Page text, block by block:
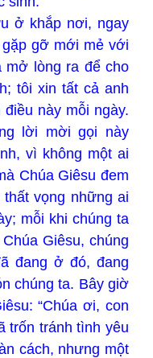
ở khắp nơi, ngay
gỡ mới mẻ với
lòng ra để cho
tôi xin tất cả anh
này mỗi ngày.
lời mời gọi này
vì không một ai
Chúa Giêsu đem
thất vọng những ai
mỗi khi chúng ta
Giêsu, chúng
đang ở đó, đang
chúng ta. Bây giờ
“Chúa ơi, con
trốn tránh tình yêu
cách, nhưng một